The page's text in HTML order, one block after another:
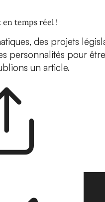
en temps réel !
des projets
personnalités pour
un article.